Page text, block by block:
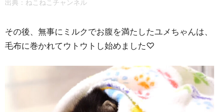
出典： ねこねこチャンネル
その後、無事にミルクでお腹を満たしたユメちゃんは、
毛布に巻かれてウトウトし始めました♡